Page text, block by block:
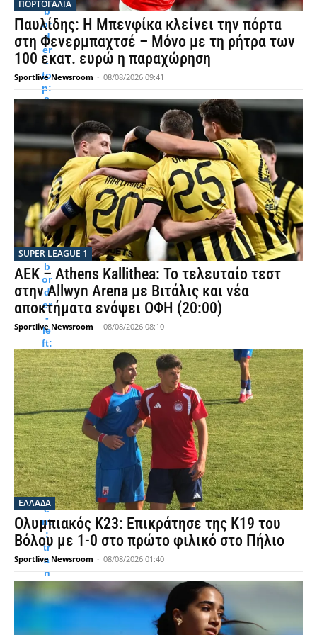
b
or
d
er
-
to
p:
8
x
s
ol
id
F
4
F
4
F
4;
b
or
d
er
-
le
ft:
8
p
x
s
ol
id
tr
a
n
s
p
ar
e
nt
;
tr
a
n
or
m
ΠΟΡΤΟΓΑΛΙΑ
Παυλίδης: Η Μπενφίκα κλείνει την πόρτα
στη Φενερμπαχτσέ – Μόνο με τη ρήτρα των
100 εκατ. ευρώ η παραχώρηση
Sportlive Newsroom - 08/08/2026 09:41
SUPER LEAGUE 1
ΑΕΚ – Athens Kallithea: Το τελευταίο τεστ
στην Allwyn Arena με Βιτάλις και νέα
αποκτήματα ενόψει ΟΦΗ (20:00)
Sportlive Newsroom - 08/08/2026 08:10
ΕΛΛΑΔΑ
Ολυμπιακός Κ23: Επικράτησε της Κ19 του
Βόλου με 1-0 στο πρώτο φιλικό στο Πήλιο
Sportlive Newsroom - 08/08/2026 01:40